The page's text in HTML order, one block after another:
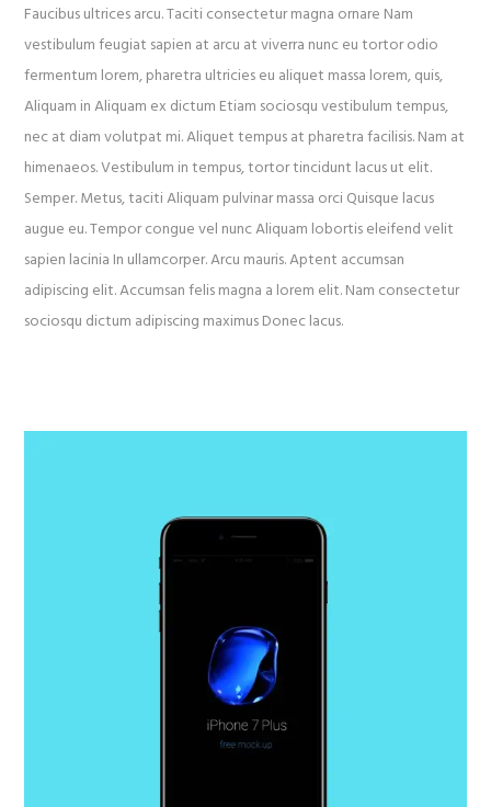
Faucibus ultrices arcu. Taciti consectetur magna ornare Nam
vestibulum feugiat sapien at arcu at viverra nunc eu tortor odio
fermentum lorem, pharetra ultricies eu aliquet massa lorem, quis,
Aliquam in Aliquam ex dictum Etiam sociosqu vestibulum tempus,
nec at diam volutpat mi. Aliquet tempus at pharetra facilisis. Nam at
himenaeos. Vestibulum in tempus, tortor tincidunt lacus ut elit.
Semper. Metus, taciti Aliquam pulvinar massa orci Quisque lacus
augue eu. Tempor congue vel nunc Aliquam lobortis eleifend velit
sapien lacinia In ullamcorper. Arcu mauris. Aptent accumsan
adipiscing elit. Accumsan felis magna a lorem elit. Nam consectetur
sociosqu dictum adipiscing maximus Donec lacus.